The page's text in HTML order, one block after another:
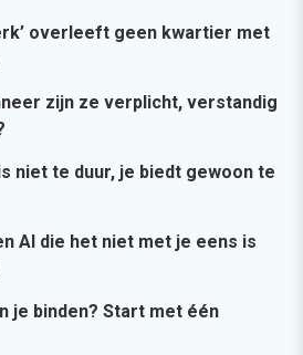
overleeft geen kwartier met
zijn ze verplicht, verstandig
niet te duur, je biedt gewoon te
AI die het niet met je eens is
je binden? Start met één